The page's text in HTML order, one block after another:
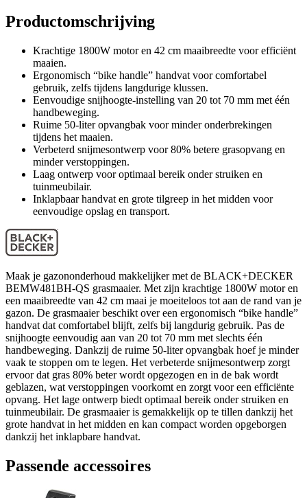
Productomschrijving
Krachtige 1800W motor en 42 cm maaibreedte voor efficiënt
maaien.
Ergonomisch “bike handle” handvat voor comfortabel
gebruik, zelfs tijdens langdurige klussen.
Eenvoudige snijhoogte-instelling van 20 tot 70 mm met één
handbeweging.
Ruime 50-liter opvangbak voor minder onderbrekingen
tijdens het maaien.
Verbeterd snijmesontwerp voor 80% betere grasopvang en
minder verstoppingen.
Laag ontwerp voor optimaal bereik onder struiken en
tuinmeubilair.
Inklapbaar handvat en grote tilgreep in het midden voor
eenvoudige opslag en transport.
Maak je gazononderhoud makkelijker met de BLACK+DECKER
BEMW481BH-QS grasmaaier. Met zijn krachtige 1800W motor en
een maaibreedte van 42 cm maai je moeiteloos tot aan de rand van je
gazon. De grasmaaier beschikt over een ergonomisch “bike handle”
handvat dat comfortabel blijft, zelfs bij langdurig gebruik. Pas de
snijhoogte eenvoudig aan van 20 tot 70 mm met slechts één
handbeweging. Dankzij de ruime 50-liter opvangbak hoef je minder
vaak te stoppen om te legen. Het verbeterde snijmesontwerp zorgt
ervoor dat gras 80% beter wordt opgezogen en in de bak wordt
geblazen, wat verstoppingen voorkomt en zorgt voor een efficiënte
opvang. Het lage ontwerp biedt optimaal bereik onder struiken en
tuinmeubilair. De grasmaaier is gemakkelijk op te tillen dankzij het
grote handvat in het midden en kan compact worden opgeborgen
dankzij het inklapbare handvat.
Passende accessoires